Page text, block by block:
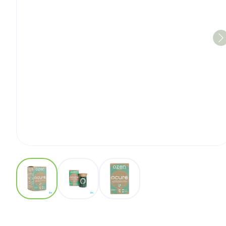
View larger imageView larger imageView larger image